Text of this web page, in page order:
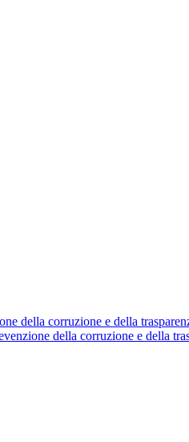
della corruzione e della
della corruzione e della